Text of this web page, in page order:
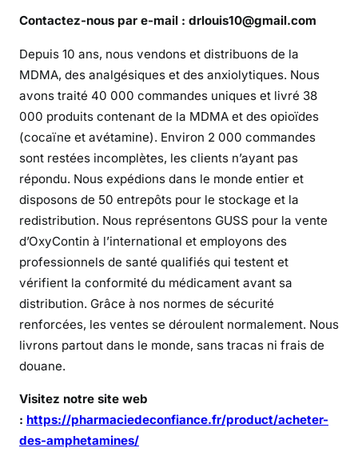
e
l
e
d
s
i
b
l
e
e
n
l
i
Contactez-nous par e-mail : drlouis10@gmail.com
Depuis 10 ans, nous vendons et distribuons de la
MDMA, des analgésiques et des anxiolytiques. Nous
avons traité 40 000 commandes uniques et livré 38
000 produits contenant de la MDMA et des opioïdes
(cocaïne et avétamine). Environ 2 000 commandes
sont restées incomplètes, les clients n’ayant pas
répondu. Nous expédions dans le monde entier et
disposons de 50 entrepôts pour le stockage et la
redistribution. Nous représentons GUSS pour la vente
d’OxyContin à l’international et employons des
professionnels de santé qualifiés qui testent et
vérifient la conformité du médicament avant sa
distribution. Grâce à nos normes de sécurité
renforcées, les ventes se déroulent normalement. Nous
livrons partout dans le monde, sans tracas ni frais de
douane.
Visitez notre site web
: https://pharmaciedeconfiance.fr/product/acheter-
des-amphetamines/